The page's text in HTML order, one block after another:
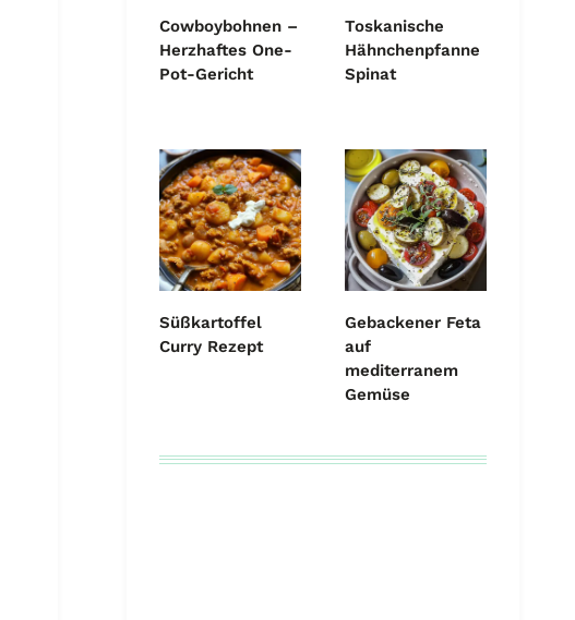
Cowboybohnen –
Herzhaftes One-
Pot-Gericht
Toskanische
Hähnchenpfanne
Spinat
Süßkartoffel
Curry Rezept
Gebackener Feta
auf
mediterranem
Gemüse